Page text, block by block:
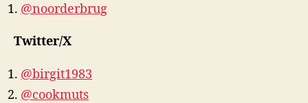
@noorderbrug
Twitter/X
@birgit1983
@cookmuts